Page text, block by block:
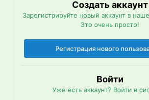
Создать аккаунт
Зарегистрируйте новый аккаунт в
Это очень просто!
Регистрация нового
Войти
Уже есть аккаунт? Войти в